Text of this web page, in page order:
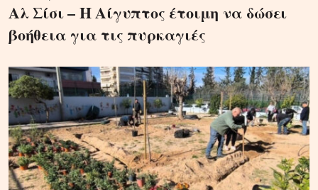
Αλ Σίσι – Η Αίγυπτος έτοιμη να δώσει
βοήθεια για τις πυρκαγιές